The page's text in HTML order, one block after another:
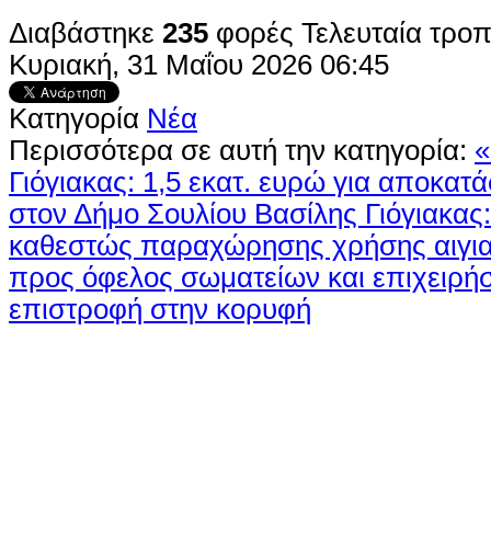
Διαβάστηκε 235 φορές Τελευταία
Κυριακή, 31 Μαΐου 2026 06:45
Κατηγορία Νέα
Περισσότερα σε αυτή την κατηγορία:
Γιόγιακας: 1,5 εκατ. ευρώ για
στον Δήμο Σουλίου Βασίλης
καθεστώς παραχώρησης χρήσης
προς όφελος σωματείων και
επιστροφή στην κορυφή